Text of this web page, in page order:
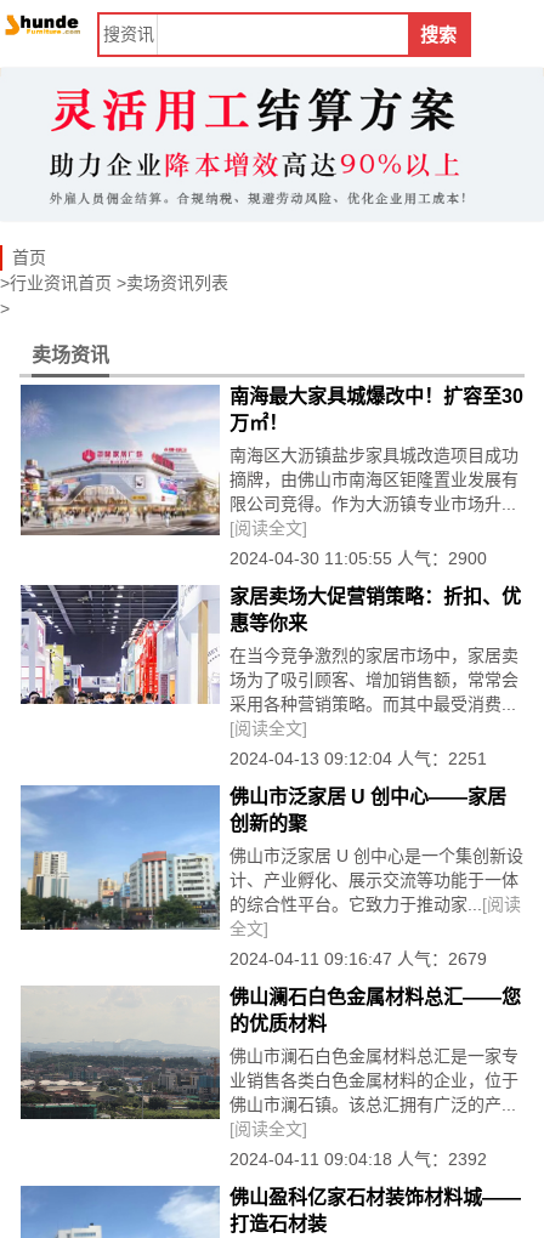
搜资讯 搜索
首页
>行业资讯首页 >卖场资讯
>
列表
卖场资讯
南海最大家具城爆改中！扩容至30
万㎡！
南海区大沥镇盐步家具城改造项目成功
摘牌，由佛山市南海区钜隆置业发展有
限公司竞得。作为大沥镇专业市场升...
[阅读全文]
2024-04-30 11:05:55 人气：2900
家居卖场大促营销策略：折扣、优
惠等你来
在当今竞争激烈的家居市场中，家居卖
场为了吸引顾客、增加销售额，常常会
采用各种营销策略。而其中最受消费...
[阅读全文]
2024-04-13 09:12:04 人气：2251
佛山市泛家居 U 创中心——家居
创新的聚
佛山市泛家居 U 创中心是一个集创新设
计、产业孵化、展示交流等功能于一体
的综合性平台。它致力于推动家... [阅读
全文]
2024-04-11 09:16:47 人气：2679
佛山澜石白色金属材料总汇——您
的优质材料
佛山市澜石白色金属材料总汇是一家专
业销售各类白色金属材料的企业，位于
佛山市澜石镇。该总汇拥有广泛的产...
[阅读全文]
2024-04-11 09:04:18 人气：2392
佛山盈科亿家石材装饰材料城——
打造石材装